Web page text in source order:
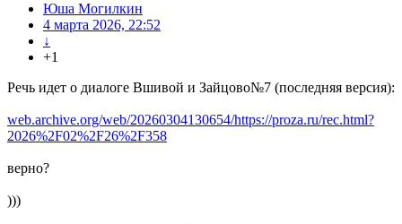
Юша Могилкин
4 марта 2026, 22:52
↓
+1
Речь идет о диалоге Вшивой и Зайцово№7 (последняя версия):
web.archive.org/web/20260304130654/https://proza.ru/rec.html?
2026%2F02%2F26%2F358
верно?
)))